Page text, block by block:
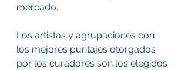
mercado.
Los artistas y agrupaciones con
los mejores puntajes otorgados
por los curadores son los elegidos